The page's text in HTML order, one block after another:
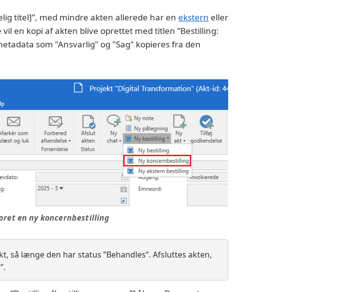
titel]”, med mindre akten allerede har en ekstern eller
en kopi af akten blive oprettet med titlen ”Bestilling:
som "Ansvarlig" og "Sag" kopieres fra den
en ny koncernbestilling
så længe den har status ”Behandles”. Afsluttes akten,